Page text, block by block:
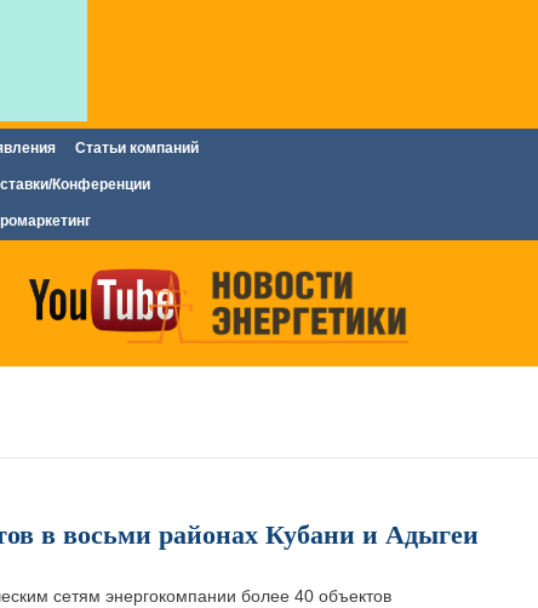
Статьи компаний
Конференции
в восьми районах Кубани и Адыгеи
сетям энергокомпании более 40 объектов